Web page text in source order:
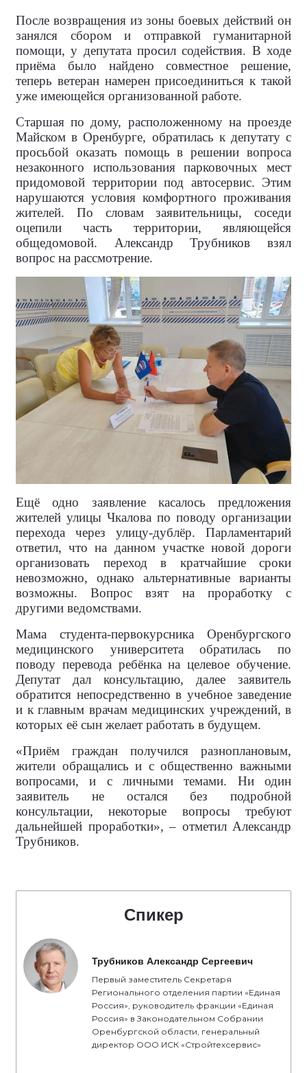
После возвращения из зоны боевых действий он
занялся сбором и отправкой гуманитарной
помощи, у депутата просил содействия. В ходе
приёма было найдено совместное решение,
теперь ветеран намерен присоединиться к такой
уже имеющейся организованной работе.
Старшая по дому, расположенному на проезде
Майском в Оренбурге, обратилась к депутату с
просьбой оказать помощь в решении вопроса
незаконного использования парковочных мест
придомовой территории под автосервис. Этим
нарушаются условия комфортного проживания
жителей. По словам заявительницы, соседи
оцепили часть территории, являющейся
общедомовой. Александр Трубников взял
вопрос на рассмотрение.
Ещё одно заявление касалось предложения
жителей улицы Чкалова по поводу организации
перехода через улицу-дублёр. Парламентарий
ответил, что на данном участке новой дороги
организовать переход в кратчайшие сроки
невозможно, однако альтернативные варианты
возможны. Вопрос взят на проработку с
другими ведомствами.
Мама студента-первокурсника Оренбургского
медицинского университета обратилась по
поводу перевода ребёнка на целевое обучение.
Депутат дал консультацию, далее заявитель
обратится непосредственно в учебное заведение
и к главным врачам медицинских учреждений, в
которых её сын желает работать в будущем.
«Приём граждан получился разноплановым,
жители обращались и с общественно важными
вопросами, и с личными темами. Ни один
заявитель не остался без подробной
консультации, некоторые вопросы требуют
дальнейшей проработки», – отметил Александр
Трубников.
Спикер
Трубников Александр Сергеевич
Первый заместитель Секретаря
Регионального отделения партии «Единая
Россия», руководитель фракции «Единая
Россия» в Законодательном Собрании
Оренбургской области, генеральный
директор ООО ИСК «Стройтехсервис»